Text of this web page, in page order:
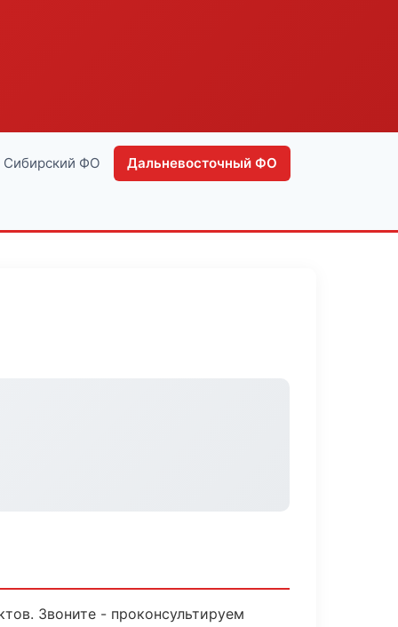
Сибирский ФО Дальневосточный ФО
Звоните - проконсультируем